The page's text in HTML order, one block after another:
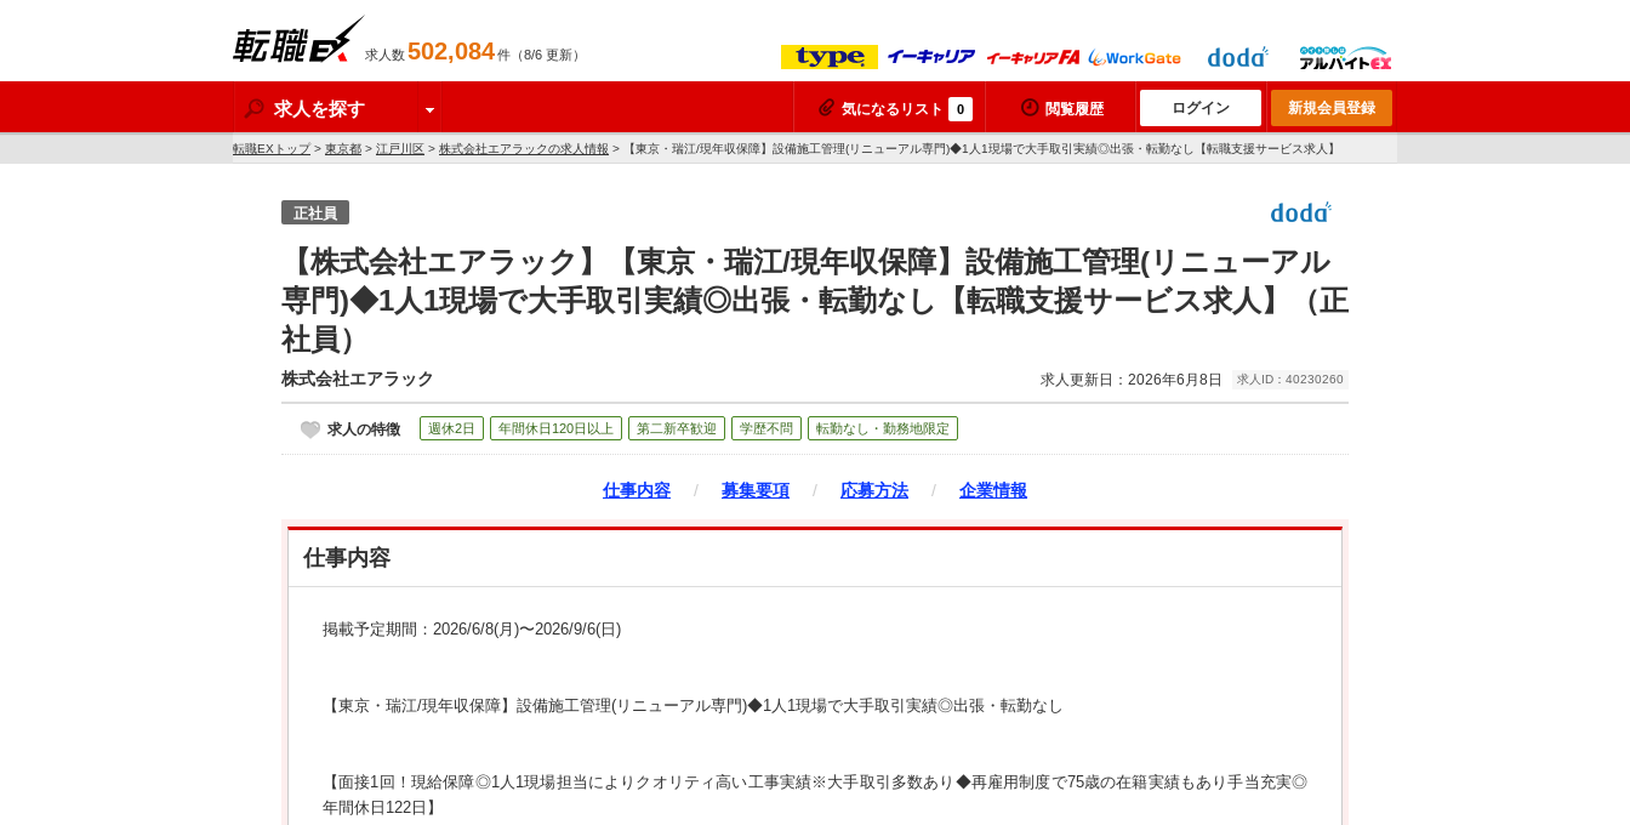
求人数502,084件（8/6 更新）
求人を探す 気になるリスト 0 閲覧履歴 ログイン 新規会員登録
転職EXトップ> 東京都 > 江戸川区 > 株式会社エアラックの求人情報 > 【東京・瑞江/現年収保障】設備施工管理(リニューアル専門)◆1人1現場で大手取引実績◎出張・転勤なし【転職支援サービス求人】
正社員
【株式会社エアラック】【東京・瑞江/現年収保障】設備施工管理(リニューアル
専門)◆1人1現場で大手取引実績◎出張・転勤なし【転職支援サービス求人】（正
社員）
株式会社エアラック 求人更新日：2026年6月8日 求人ID：40230260
求人の特徴 週休2日 年間休日120日以上 第二新卒歓迎 学歴不問 転勤なし・勤務地限定
仕事内容 / 募集要項 / 応募方法 / 企業情報
仕事内容
掲載予定期間：2026/6/8(月)〜2026/9/6(日)
【東京・瑞江/現年収保障】設備施工管理(リニューアル専門)◆1人1現場で大手取引実績◎出張・転勤なし
【面接1回！現給保障◎1人1現場担当によりクオリティ高い工事実績※大手取引多数あり◆再雇用制度で75歳の在籍実績もあり手当充実◎
年間休日122日】